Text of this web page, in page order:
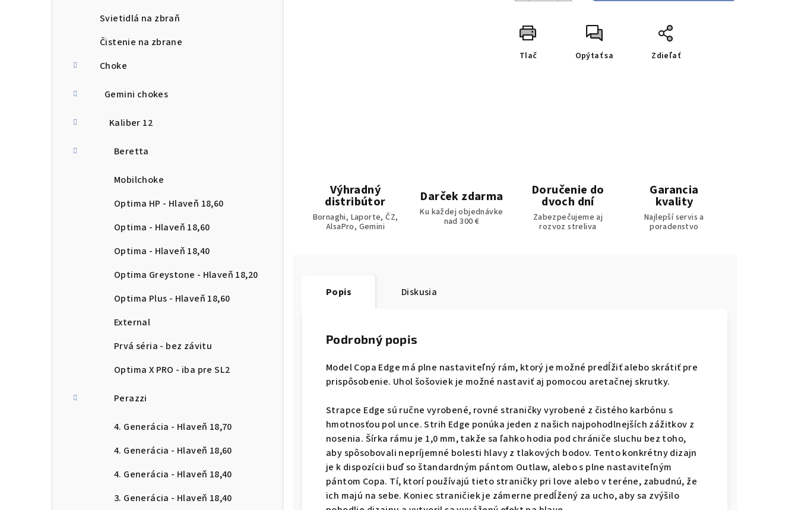
Svietidlá na zbraň
Čistenie na zbrane
Choke
Gemini chokes
Kaliber 12
Beretta
Mobilchoke
Optima HP - Hlaveň 18,60
Optima - Hlaveň 18,60
Optima - Hlaveň 18,40
Optima Greystone - Hlaveň 18,20
Optima Plus - Hlaveň 18,60
External
Prvá séria - bez závitu
Optima X PRO - iba pre SL2
Perazzi
4. Generácia - Hlaveň 18,70
4. Generácia - Hlaveň 18,60
4. Generácia - Hlaveň 18,40
3. Generácia - Hlaveň 18,40
Tlač Opýtať sa Zdieľať
Výhradný
distribútor
Bornaghi, Laporte, ČZ,
AlsaPro, Gemini
Darček zdarma
Ku každej objednávke
nad 300 €
Doručenie do
dvoch dní
Zabezpečujeme aj
rozvoz streliva
Garancia
kvality
Najlepší servis a
poradenstvo
Popis Diskusia
Podrobný popis
Model Copa Edge má plne nastaviteľný rám, ktorý je možné predĺžiť alebo skrátiť pre
prispôsobenie. Uhol šošoviek je možné nastaviť aj pomocou aretačnej skrutky.
Strapce Edge sú ručne vyrobené, rovné straničky vyrobené z čistého karbónu s
hmotnosťou pol unce. Strih Edge ponúka jeden z našich najpohodlnejších zážitkov z
nosenia. Šírka rámu je 1,0 mm, takže sa ľahko hodia pod chrániče sluchu bez toho,
aby spôsobovali nepríjemné bolesti hlavy z tlakových bodov. Tento konkrétny dizajn
je k dispozícii buď so štandardným pántom Outlaw, alebo s plne nastaviteľným
pántom Copa. Tí, ktorí používajú tieto straničky pri love alebo v teréne, zabudnú, že
ich majú na sebe. Koniec straničiek je zámerne predĺžený za ucho, aby sa zvýšilo